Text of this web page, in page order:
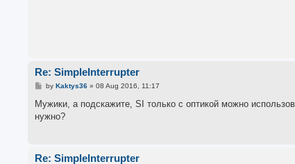
Re: SimpleInterrupter
P
s
t
by Kaktys36» 08 Aug 2016, 11:17
Мужики, а подскажите, SI только с оптикой можно
нужно?
Re: SimpleInterrupter